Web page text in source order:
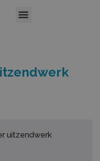
uitzendwerk